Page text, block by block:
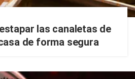
las canaletas de
de forma segura